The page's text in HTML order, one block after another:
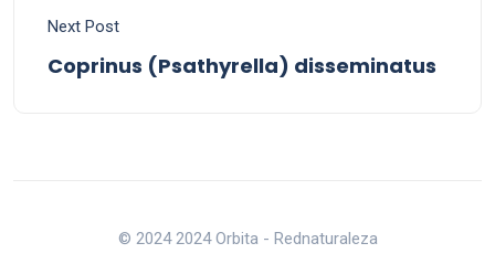
Next Post
Coprinus (Psathyrella) disseminatus
© 2024 2024 Orbita - Rednaturaleza